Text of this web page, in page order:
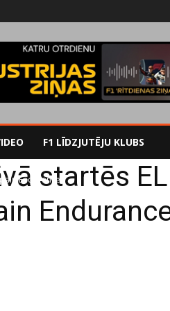
F1 LĪDZJUTĒJU KLUBS
Endurancestartēs